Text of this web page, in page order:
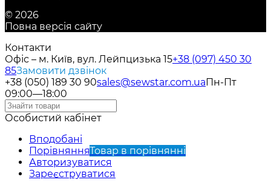
© 2026
Повна версія сайту
Контакти
Офіс – м. Київ, вул. Лейпцизька 15+38 (097) 450 30
85Замовити дзвінок
+38 (050) 189 30 90sales@sewstar.com.uaПн-Пт
09:00—18:00
Особистий кабінет
Вподобані
ПорівнянняТовар в порівнянні
Авторизуватися
Зареєструватися